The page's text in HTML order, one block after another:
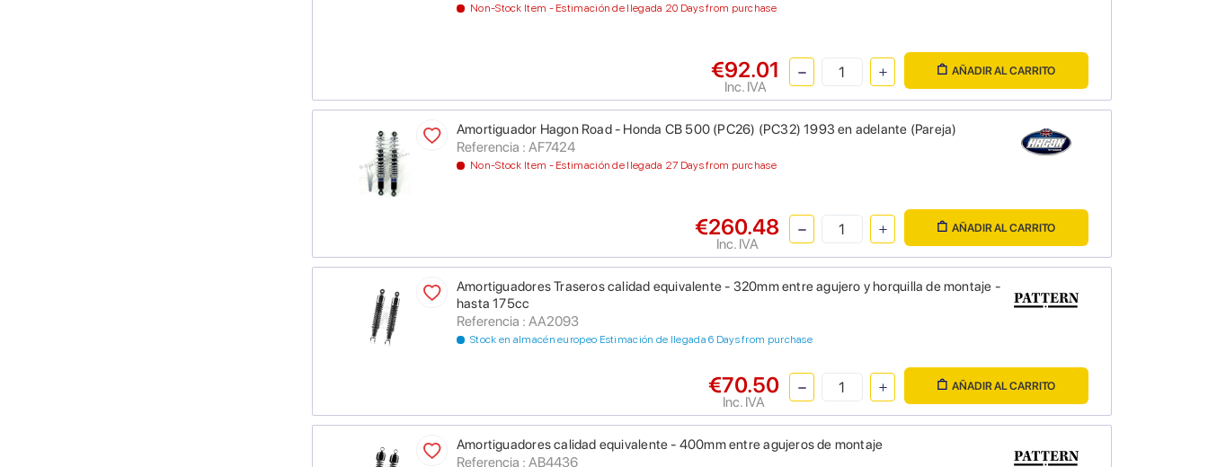
Non-Stock Item - Estimación de llegada 20 Days from purchase
€92.01
Inc. IVA
AÑADIR AL CARRITO
Amortiguador Hagon Road - Honda CB 500 (PC26) (PC32) 1993 en adelante (Pareja)
Referencia : AF7424
Non-Stock Item - Estimación de llegada 27 Days from purchase
€260.48
Inc. IVA
AÑADIR AL CARRITO
Amortiguadores Traseros calidad equivalente - 320mm entre agujero y horquilla de montaje -
hasta 175cc
Referencia : AA2093
Stock en almacén europeo Estimación de llegada 6 Days from purchase
€70.50
Inc. IVA
AÑADIR AL CARRITO
Amortiguadores calidad equivalente - 400mm entre agujeros de montaje
Referencia : AB4436